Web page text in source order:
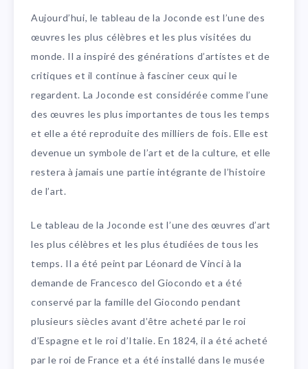
Aujourd’hui, le tableau de la Joconde est l’une des
œuvres les plus célèbres et les plus visitées du
monde. Il a inspiré des générations d’artistes et de
critiques et il continue à fasciner ceux qui le
regardent. La Joconde est considérée comme l’une
des œuvres les plus importantes de tous les temps
et elle a été reproduite des milliers de fois. Elle est
devenue un symbole de l’art et de la culture, et elle
restera à jamais une partie intégrante de l’histoire
de l’art.
Le tableau de la Joconde est l’une des œuvres d’art
les plus célèbres et les plus étudiées de tous les
temps. Il a été peint par Léonard de Vinci à la
demande de Francesco del Giocondo et a été
conservé par la famille del Giocondo pendant
plusieurs siècles avant d’être acheté par le roi
d’Espagne et le roi d’Italie. En 1824, il a été acheté
par le roi de France et a été installé dans le musée